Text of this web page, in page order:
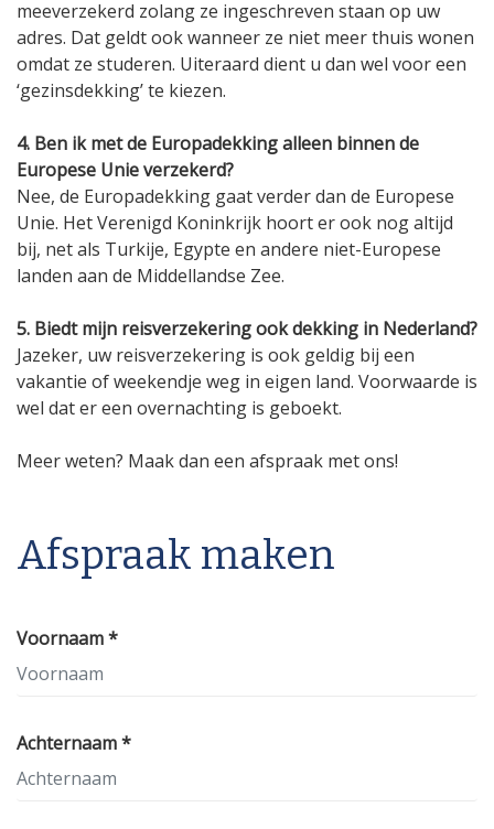
meeverzekerd zolang ze ingeschreven staan op uw
adres. Dat geldt ook wanneer ze niet meer thuis wonen
omdat ze studeren. Uiteraard dient u dan wel voor een
‘gezinsdekking’ te kiezen.
4. Ben ik met de Europadekking alleen binnen de
Europese Unie verzekerd?
Nee, de Europadekking gaat verder dan de Europese
Unie. Het Verenigd Koninkrijk hoort er ook nog altijd
bij, net als Turkije, Egypte en andere niet-Europese
landen aan de Middellandse Zee.
5. Biedt mijn reisverzekering ook dekking in Nederland?
Jazeker, uw reisverzekering is ook geldig bij een
vakantie of weekendje weg in eigen land. Voorwaarde is
wel dat er een overnachting is geboekt.
Meer weten? Maak dan een afspraak met ons!
Afspraak maken
Voornaam *
Achternaam *